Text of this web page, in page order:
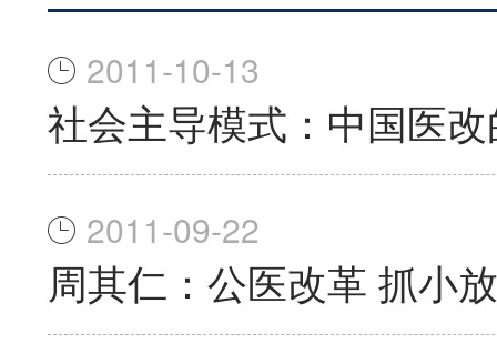
2011-10-13
社会主导模式：中国医
2011-09-22
周其仁：公医改革 抓小